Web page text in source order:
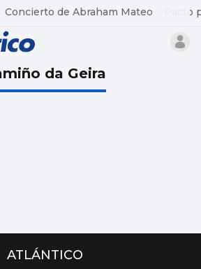
Concierto de Abraham Mateo Pacto
da Geira
ATLÁNTICO